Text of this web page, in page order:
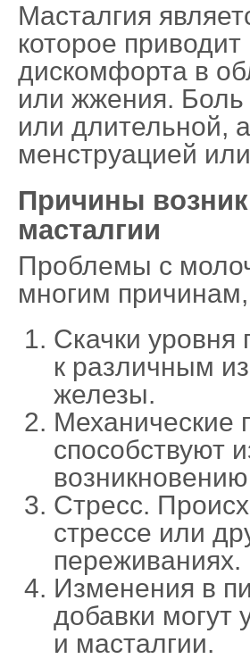
Масталгия
которое
дискомфорта в
или жжения. Боль
или длительной,
менструацией
Причины
масталгии
Проблемы с
многим причинам,
Скачки уровня
к различным
железы.
Механические
способствуют
Стресс.
стрессе или
переживаниях.
Изменения в
добавки могут
и масталгии.